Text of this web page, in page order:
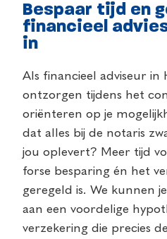
Bespaar tijd en
financieel
in
Als financieel adviseur in
ontzorgen tijdens het
oriënteren op je
dat alles bij de notaris
jou oplevert? Meer tijd
forse besparing én het
geregeld is. We kunnen
aan een voordelige
verzekering die precies